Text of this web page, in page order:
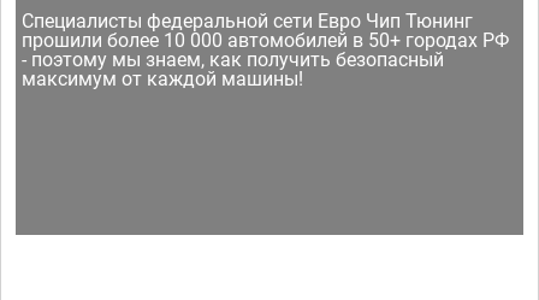
Специалисты федеральной сети Евро Чип Тюнинг
прошили более 10 000 автомобилей в 50+ городах РФ
- поэтому мы знаем, как получить безопасный
максимум от каждой машины!